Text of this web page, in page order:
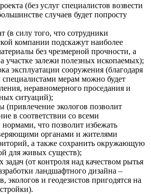
(без услуг специалистов возвести
случаев будет попросту
(в силу того, что сотрудники
компании подскажут наиболее
без чрезмерной прочности, а
участке залежи полезных ископаемых);
эксплуатации сооружения (благодаря
специалистами мерам можно будет
неравномерного проседания и
ситуаций);
(привлечение экологов позволит
в соответствии со всеми
что позволит избежать
органами и жителями
а также сохранить окружающую
для живых существ);
задач (от контроля над качеством рытья
ландшафтного дизайна –
экологов и геодезистов пригодятся на